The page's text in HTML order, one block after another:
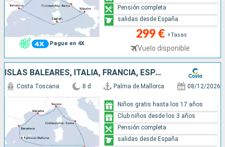
Pague en 4X
299 € +Tasas
Vuelo disponible
Pensión completa
salidas desde España
ISLAS BALEARES, ITALIA, FRANCIA, ESPAÑA
Costa Toscana 8 d Palma de Mallorca 08/12/2026
Niños gratis hasta los 17 años
Club niños desde los 3 años
Pensión completa
salidas desde España